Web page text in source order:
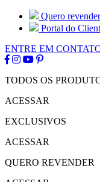
Quero revender
Portal do
ENTRE EM
TODOS OS
ACESSAR
EXCLUSIVOS
ACESSAR
QUERO REVENDER